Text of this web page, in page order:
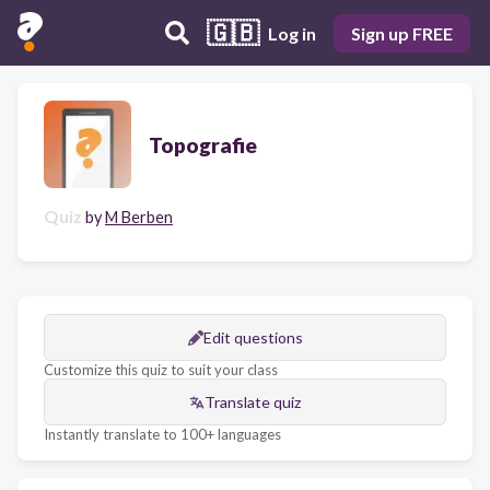
🇬🇧 Log in Sign up FREE
Topografie
Quiz byM Berben
Edit questions
Customize this quiz to suit your class
Translate quiz
Instantly translate to 100+ languages